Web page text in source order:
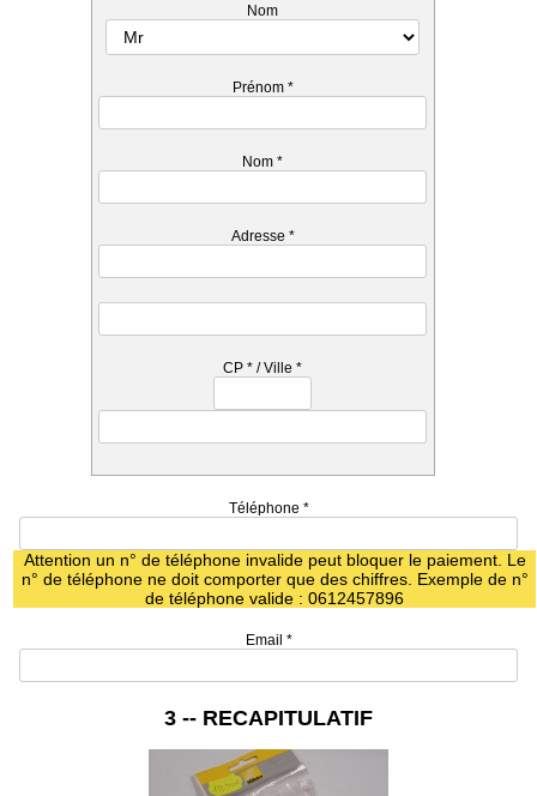
Nom
Prénom *
Nom *
Adresse *
CP * / Ville *
Téléphone *
Attention un n° de téléphone invalide peut bloquer le paiement. Le
n° de téléphone ne doit comporter que des chiffres. Exemple de n°
de téléphone valide : 0612457896
Email *
3 -- RECAPITULATIF